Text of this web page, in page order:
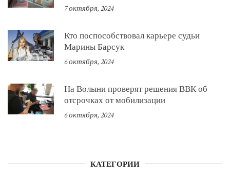
7 октября, 2024
Кто поспособствовал карьере судьи
Марины Барсук
6 октября, 2024
На Волыни проверят решения ВВК об
отсрочках от мобилизации
6 октября, 2024
КАТЕГОРИИ